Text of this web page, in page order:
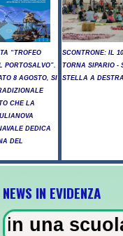
“TROFEO
PORTOSALVO”.
8 AGOSTO, SI
CHE LA
DEDICA
DEL
SCONTRONE: IL
TORNA SIPARIO -
STELLA A DESTRA
NEWS IN EVIDENZA
a